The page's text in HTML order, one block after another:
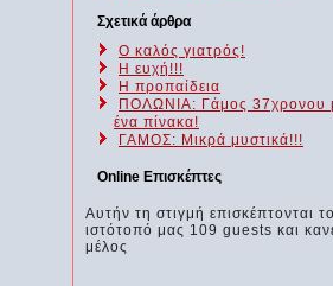
Σχετικά άρθρα
Ο καλός γιατρός!
Η ευχή!!!
Η προπαίδεια
ΠΟΛΩΝΙΑ: Γάμος 37χρονου
ένα πίνακα!
ΓΑΜΟΣ: Μικρά μυστικά!!!
Online Επισκέπτες
Αυτήν τη στιγμή επισκέπτονται
ιστότοπό μας 109 guests και
μέλος